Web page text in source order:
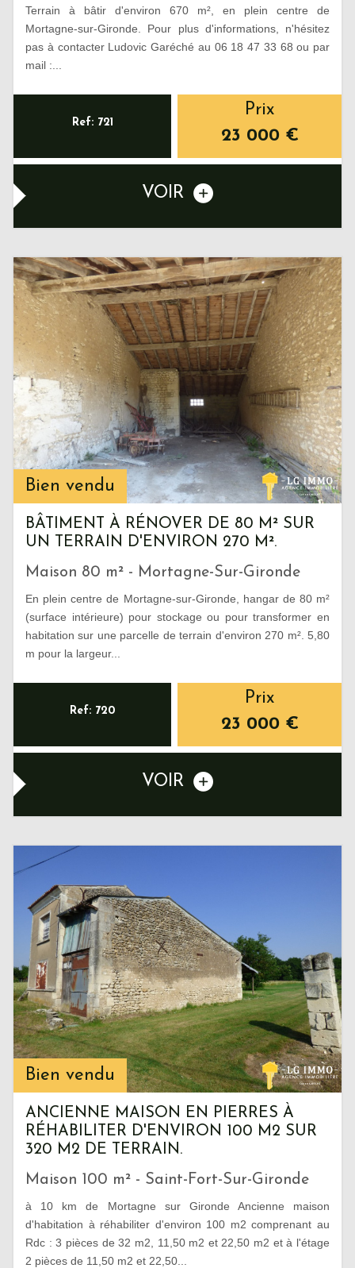
Terrain à bâtir d'environ 670 m², en plein centre de
Mortagne-sur-Gironde. Pour plus d'informations, n'hésitez
pas à contacter Ludovic Garéché au 06 18 47 33 68 ou par
mail :...
Ref: 721
Prix
23 000 €
VOIR
Bien vendu
BÂTIMENT À RÉNOVER DE 80 M² SUR
UN TERRAIN D'ENVIRON 270 M².
Maison 80 m² - Mortagne-Sur-Gironde
En plein centre de Mortagne-sur-Gironde, hangar de 80 m²
(surface intérieure) pour stockage ou pour transformer en
habitation sur une parcelle de terrain d'environ 270 m². 5,80
m pour la largeur...
Ref: 720
Prix
23 000 €
VOIR
Bien vendu
ANCIENNE MAISON EN PIERRES À
RÉHABILITER D'ENVIRON 100 M2 SUR
320 M2 DE TERRAIN.
Maison 100 m² - Saint-Fort-Sur-Gironde
à 10 km de Mortagne sur Gironde Ancienne maison
d'habitation à réhabiliter d'environ 100 m2 comprenant au
Rdc : 3 pièces de 32 m2, 11,50 m2 et 22,50 m2 et à l'étage
2 pièces de 11,50 m2 et 22,50...